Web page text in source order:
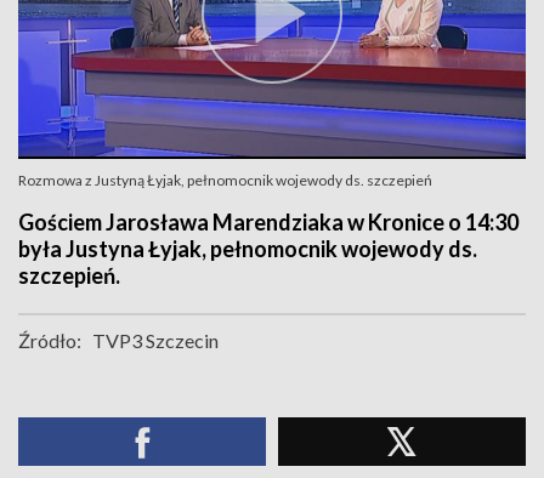
Rozmowa z Justyną Łyjak, pełnomocnik wojewody ds. szczepień
Gościem Jarosława Marendziaka w Kronice o 14:30
była Justyna Łyjak, pełnomocnik wojewody ds.
szczepień.
Źródło: TVP3 Szczecin